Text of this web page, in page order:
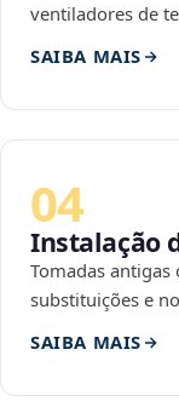
ventiladores de
SAIBA MAIS
04
Instalação
Tomadas antigas
substituições e
SAIBA MAIS